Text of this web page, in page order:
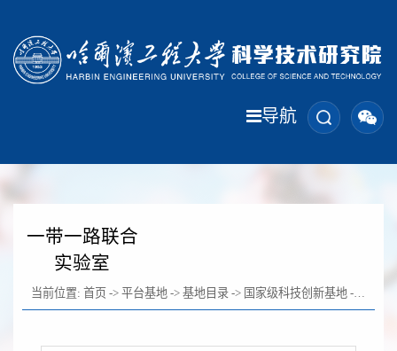
导航
一带一路联合
实验室
当前位置: 首页 -> 平台基地 -> 基地目录 -> 国家级科技创新基地 -> 一带